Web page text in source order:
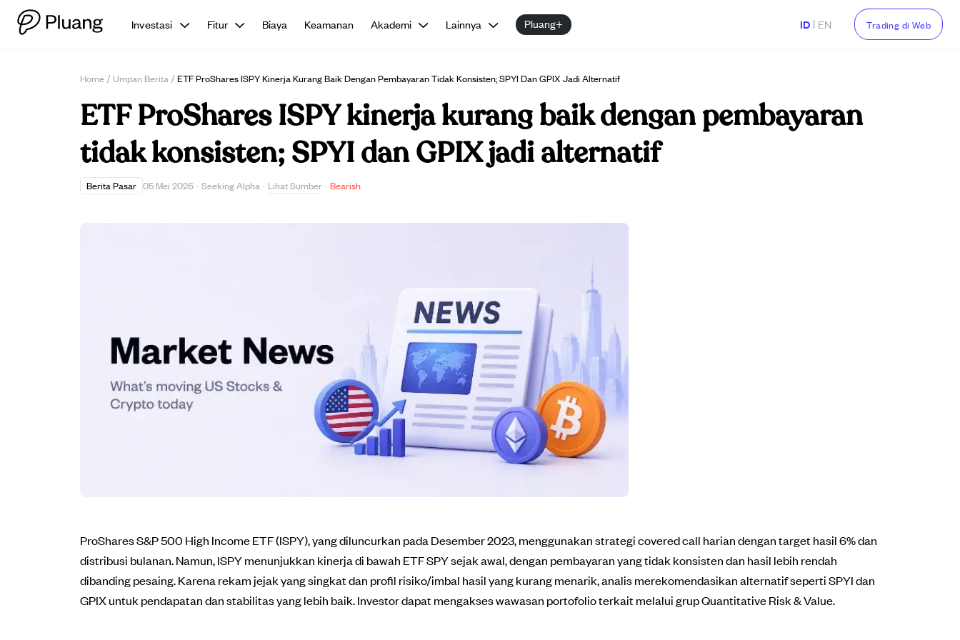
Investasi Fitur Biaya Keamanan Akademi Lainnya Pluang+ ID | EN Trading di Web
Home / Umpan Berita / ETF ProShares ISPY Kinerja Kurang Baik Dengan Pembayaran Tidak Konsisten; SPYI Dan GPIX Jadi Alternatif
ETF ProShares ISPY kinerja kurang baik dengan pembayaran
tidak konsisten; SPYI dan GPIX jadi alternatif
Berita Pasar 05 Mei 2026 · Seeking Alpha · Lihat Sumber · Bearish
ProShares S&P 500 High Income ETF (ISPY), yang diluncurkan pada Desember 2023, menggunakan strategi covered call harian dengan target hasil 6% dan
distribusi bulanan. Namun, ISPY menunjukkan kinerja di bawah ETF SPY sejak awal, dengan pembayaran yang tidak konsisten dan hasil lebih rendah
dibanding pesaing. Karena rekam jejak yang singkat dan profil risiko/imbal hasil yang kurang menarik, analis merekomendasikan alternatif seperti SPYI dan
GPIX untuk pendapatan dan stabilitas yang lebih baik. Investor dapat mengakses wawasan portofolio terkait melalui grup Quantitative Risk & Value.